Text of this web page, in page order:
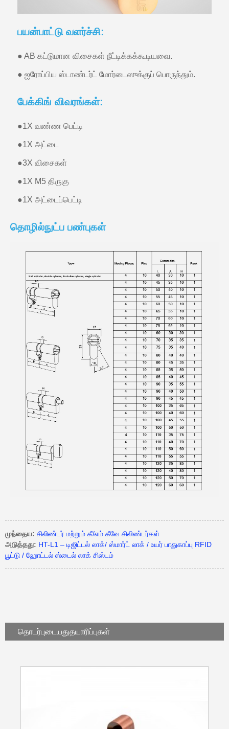
பயன்பாட்டு வளர்ச்சி:
● AB கட்டுமான விசைகள் நீட்டிக்கக்கூடியவை.
● ஐரோப்பிய ஸ்டாண்டர்ட் மோர்டைஸுக்குப் பொருந்தும்.
பேக்கிங் விவரங்கள்:
●1X வண்ண பெட்டி
●1X அட்டை
●3X விசைகள்
●1X M5 திருகு
●1X அட்டைப்பெட்டி
தொழில்நுட்ப பண்புகள்
முந்தைய: சிலிண்டர் மற்றும் கீ/எம் கீவே சிலிண்டர்கள்
அடுத்தது: HT-L1 – டிஜிட்டல் லாக்/ ஸ்மார்ட் லாக் / உயர் பாதுகாப்பு RFID
பூட்டு / ஹோட்டல் ஸ்டைல் ​​லாக் சிஸ்டம்
தொடர்புடையதுதயாரிப்புகள்